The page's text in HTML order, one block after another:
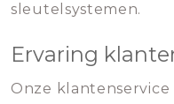
sleutelsystemen.
Ervaring
Onze klantenservice